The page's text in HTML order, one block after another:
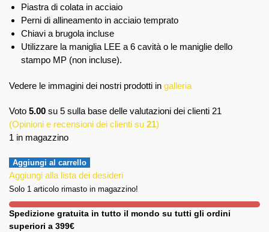
Piastra di colata in acciaio
Perni di allineamento in acciaio temprato
Chiavi a brugola incluse
Utilizzare la maniglia LEE a 6 cavità o le maniglie dello
stampo MP (non incluse).
Vedere le immagini dei nostri prodotti in galleria
Voto 5.00 su 5 sulla base delle valutazioni dei clienti 21
(Opinioni e recensioni dei clienti su 21)
1 in magazzino
Aggiungi al carrello
Aggiungi alla lista dei desideri
Solo 1 articolo rimasto in magazzino!
Spedizione gratuita in tutto il mondo su tutti gli ordini
superiori a 399€